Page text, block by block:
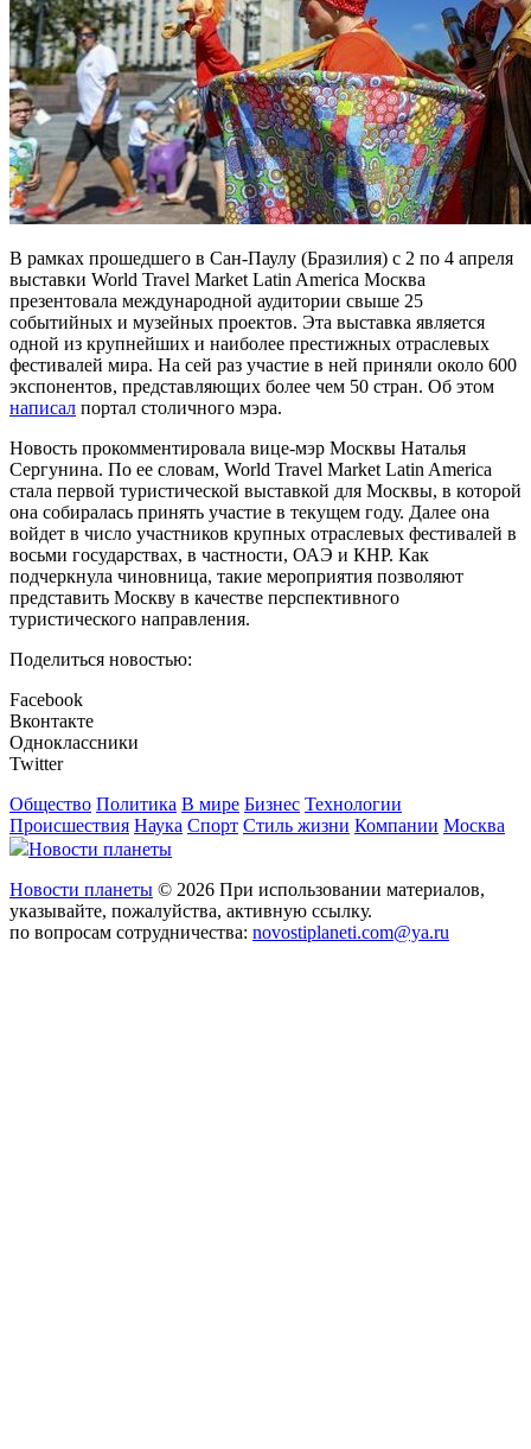
В рамках прошедшего в Сан-Паулу (Бразилия) с 2 по 4 апреля
выставки World Travel Market Latin America Москва
презентовала международной аудитории свыше 25
событийных и музейных проектов. Эта выставка является
одной из крупнейших и наиболее престижных отраслевых
фестивалей мира. На сей раз участие в ней приняли около 600
экспонентов, представляющих более чем 50 стран. Об этом
написал портал столичного мэра.
Новость прокомментировала вице-мэр Москвы Наталья
Сергунина. По ее словам, World Travel Market Latin America
стала первой туристической выставкой для Москвы, в которой
она собиралась принять участие в текущем году. Далее она
войдет в число участников крупных отраслевых фестивалей в
восьми государствах, в частности, ОАЭ и КНР. Как
подчеркнула чиновница, такие мероприятия позволяют
представить Москву в качестве перспективного
туристического направления.
Поделиться новостью:
Facebook
Вконтакте
Одноклассники
Twitter
Общество Политика В мире Бизнес Технологии
Происшествия Наука Спорт Стиль жизни Компании Москва
Новости планеты
Новости планеты © 2026 При использовании материалов,
указывайте, пожалуйства, активную ссылку.
по вопросам сотрудничества: novostiplaneti.com@ya.ru